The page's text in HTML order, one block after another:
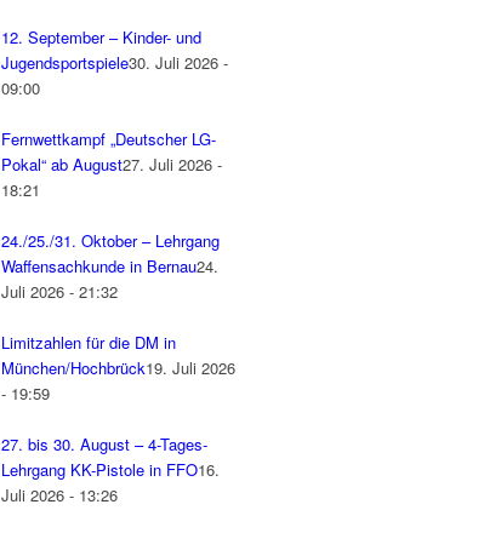
12. September – Kinder- und
Jugendsportspiele30. Juli 2026 -
09:00
Fernwettkampf „Deutscher LG-
Pokal“ ab August27. Juli 2026 -
18:21
24./25./31. Oktober – Lehrgang
Waffensachkunde in Bernau24.
Juli 2026 - 21:32
Limitzahlen für die DM in
München/Hochbrück19. Juli 2026
- 19:59
27. bis 30. August – 4-Tages-
Lehrgang KK-Pistole in FFO16.
Juli 2026 - 13:26